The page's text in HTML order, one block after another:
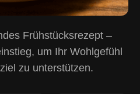
Frühstücksrezept –
um Ihr Wohlgefühl
zu unterstützen.